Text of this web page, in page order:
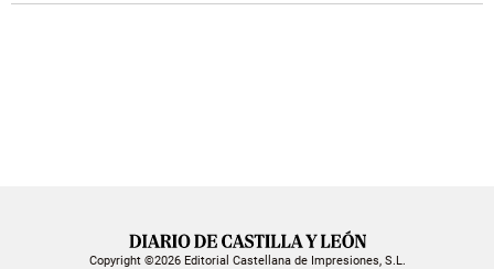
Copyright ©2026 Editorial Castellana de Impresiones, S.L.